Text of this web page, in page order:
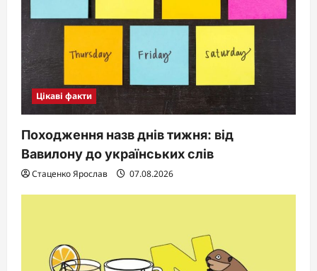
Цікаві факти
Походження назв днів тижня: від
Вавилону до українських слів
Стаценко Ярослав 07.08.2026